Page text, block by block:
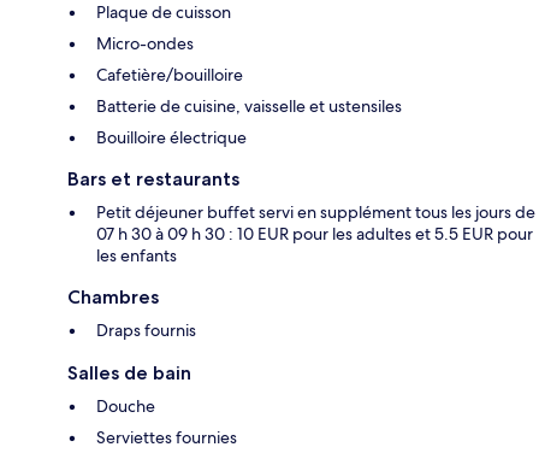
Plaque de cuisson
Micro-ondes
Cafetière/bouilloire
Batterie de cuisine, vaisselle et ustensiles
Bouilloire électrique
Bars et restaurants
Petit déjeuner buffet servi en supplément tous les jours de
07 h 30 à 09 h 30 : 10 EUR pour les adultes et 5.5 EUR pour
les enfants
Chambres
Draps fournis
Salles de bain
Douche
Serviettes fournies